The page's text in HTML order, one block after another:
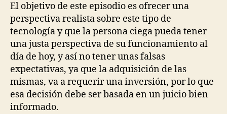
El objetivo de este episodio es ofrecer una
perspectiva realista sobre este tipo de
tecnología y que la persona ciega pueda tener
una justa perspectiva de su funcionamiento al
día de hoy, y así no tener unas falsas
expectativas, ya que la adquisición de las
mismas, va a requerir una inversión, por lo que
esa decisión debe ser basada en un juicio bien
informado.